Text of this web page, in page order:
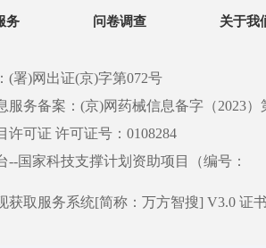
务 问卷调查 关于我
(署)网出证(京)字第072号
服务备案：(京)网药械信息备字（2023）
许可证 许可证号：0108284
--国家科技支撑计划资助项目（编号：
获取服务系统[简称：万方智搜] V3.0 证